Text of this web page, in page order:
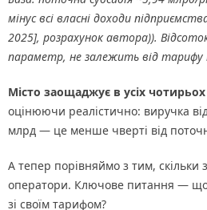
мінус всі власні доходи
2025], розрахунок автора)).
параметр, не залежить від
Місто заощаджує в усіх чотирьох
оцінюючи реалістично: виручка
млрд — це менше чверті від
А тепер порівняймо з тим, скільки
оператори. Ключове питання —
зі своїм тарифом?